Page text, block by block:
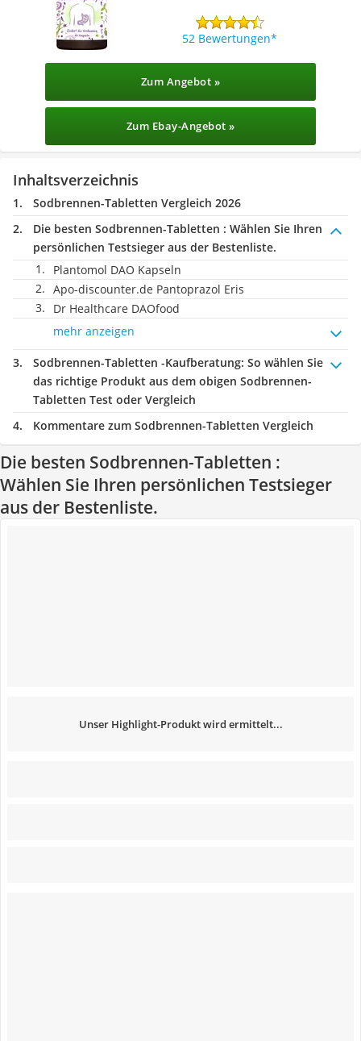
52 Bewertungen
Zum Angebot »
Zum Ebay-Angebot »
Inhaltsverzeichnis
Sodbrennen-Tabletten Vergleich 2026
Die besten Sodbrennen-Tabletten : Wählen Sie Ihren
persönlichen Testsieger aus der Bestenliste.
Plantomol DAO Kapseln
Apo-discounter.de Pantoprazol Eris
Dr Healthcare DAOfood
mehr anzeigen
Sodbrennen-Tabletten -Kaufberatung: So wählen Sie
das richtige Produkt aus dem obigen Sodbrennen-
Tabletten Test oder Vergleich
Kommentare zum Sodbrennen-Tabletten Vergleich
Die besten Sodbrennen-Tabletten :
Wählen Sie Ihren persönlichen Testsieger
aus der Bestenliste.
Unser Highlight-Produkt wird ermittelt...